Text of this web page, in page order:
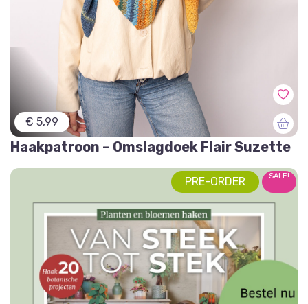
€ 5,99
Haakpatroon – Omslagdoek Flair Suzette
PRE-ORDER SALE!